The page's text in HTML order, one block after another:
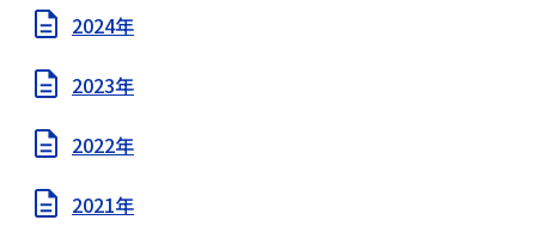
2024年
2023年
2022年
2021年